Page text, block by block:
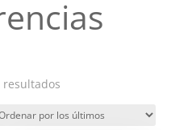
resultadosOrdenado
los